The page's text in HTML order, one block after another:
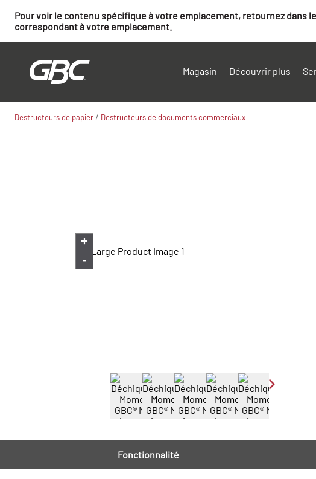
Pour voir le contenu spécifique à votre emplacement, retournez dans
correspondant à votre emplacement.
Magasin Découvrir plus
Destructeurs de papier / Destructeurs de documents commerciaux
+
-
Fonctionnalité